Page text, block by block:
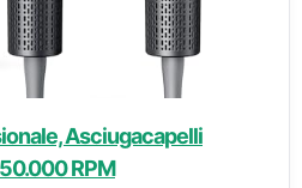
Asciugacapelli
RPM